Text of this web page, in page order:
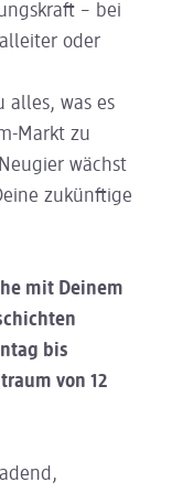
– bei
oder
alles, was es
Markt zu
wächst
zukünftige
mit Deinem
bis
von 12